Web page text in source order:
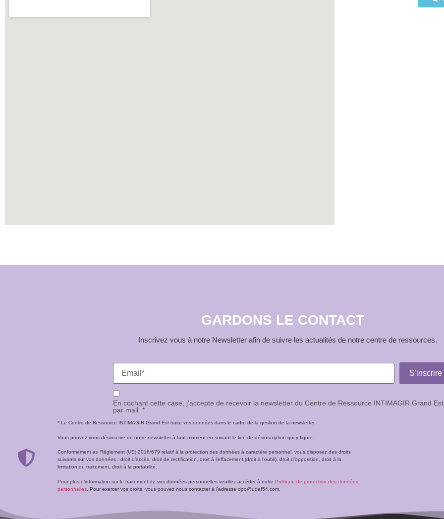
GARDONS LE CONTACT
Inscrivez vous à notre Newsletter afin de suivre les actualités de notre centre de ressources.
En cochant cette case, j’accepte de recevoir la newsletter du Centre de Ressource INTIMAGIR Grand Est
par mail. *
* Le Centre de Ressource INTIMAGIR Grand Est traite vos données dans le cadre de la gestion de la newsletter.
Vous pouvez vous désinscrire de notre newsletter à tout moment en suivant le lien de désinscription qui y figure.
Conformément au Règlement (UE) 2016/679 relatif à la protection des données à caractère personnel, vous disposez des droits
suivants sur vos données : droit d’accès, droit de rectification, droit à l’effacement (droit à l’oubli), droit d’opposition, droit à la
limitation du traitement, droit à la portabilité.
Pour plus d’information sur le traitement de vos données personnelles veuillez accéder à notrePolitique de protection des données
personnelles . Pour exercer vos droits, vous pouvez nous contacter à l’adresse dpo@udaf54.com.